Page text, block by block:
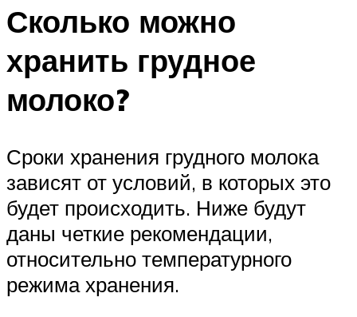
Сколько можно
хранить грудное
молоко?
Сроки хранения грудного молока
зависят от условий, в которых это
будет происходить. Ниже будут
даны четкие рекомендации,
относительно температурного
режима хранения.